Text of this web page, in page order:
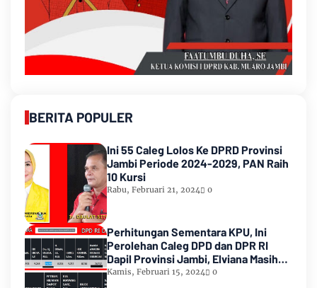
BERITA POPULER
Ini 55 Caleg Lolos Ke DPRD Provinsi
Jambi Periode 2024-2029, PAN Raih
10 Kursi
Rabu, Februari 21, 2024 0
Perhitungan Sementara KPU, Ini
Perolehan Caleg DPD dan DPR RI
Dapil Provinsi Jambi, Elviana Masih
Urutan Kedua Teratas
Kamis, Februari 15, 2024 0